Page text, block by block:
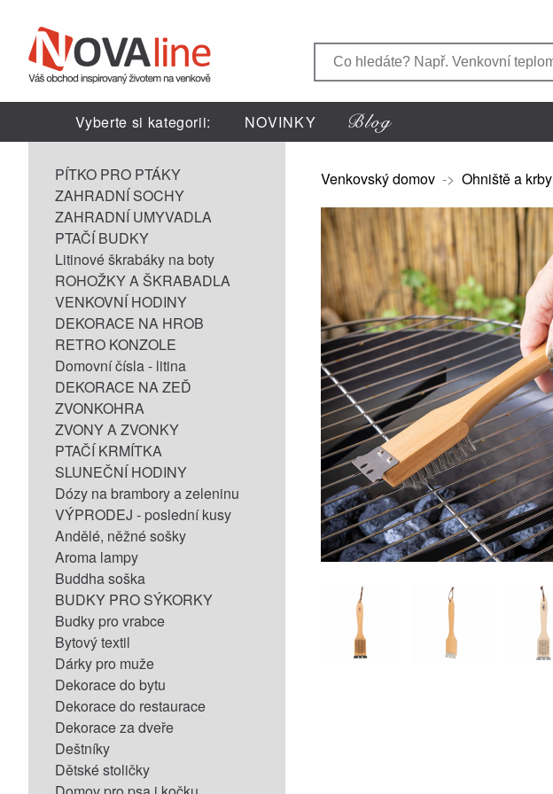
Vyberte si kategorii: NOVINKY
PÍTKO PRO PTÁKY
ZAHRADNÍ SOCHY
ZAHRADNÍ UMYVADLA
PTAČÍ BUDKY
Litinové škrabáky na boty
ROHOŽKY A ŠKRABADLA
VENKOVNÍ HODINY
DEKORACE NA HROB
RETRO KONZOLE
Domovní čísla - litina
DEKORACE NA ZEĎ
ZVONKOHRA
ZVONY A ZVONKY
PTAČÍ KRMÍTKA
SLUNEČNÍ HODINY
Dózy na brambory a zeleninu
VÝPRODEJ - poslední kusy
Andělé, něžné sošky
Aroma lampy
Buddha soška
BUDKY PRO SÝKORKY
Budky pro vrabce
Bytový textil
Dárky pro muže
Dekorace do bytu
Dekorace do restaurace
Dekorace za dveře
Deštníky
Dětské stoličky
Venkovský domov -> Ohniště a krby